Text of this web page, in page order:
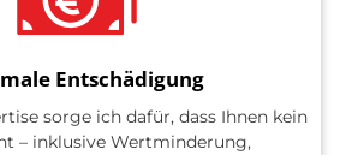
Entschädigung
sorge ich dafür, dass Ihnen kein
– inklusive Wertminderung,